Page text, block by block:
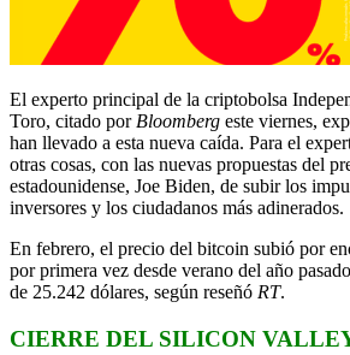
El experto principal de la criptobolsa
Toro, citado por Bloomberg este viernes,
han llevado a esta nueva caída. Para el
otras cosas, con las nuevas propuestas del
estadounidense, Joe Biden, de subir los
inversores y los ciudadanos más adinerados.
En febrero, el precio del bitcoin subió por
por primera vez desde verano del año
de 25.242 dólares, según reseñó RT.
CIERRE DEL SILICON